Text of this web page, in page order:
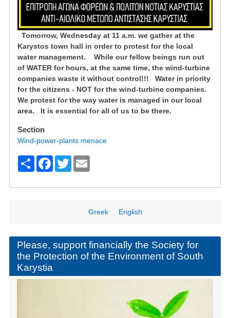
Tomorrow, Wednesday at 11 a.m. we gather at the
Karystos town hall in order to protest for the local
water management.
While our fellow beings run out
of WATER for hours, at the same time, the wind-turbine
companies waste it without control!!!
Water in priority
for the citizens - NOT for the wind-turbine companies.
We protest for the way water is managed in our local
area.
It is essential for all of us to be there.
Section
Wind-power-plants menace
S F
o
o
k
T E
Greek English
Please, support financially the Society for
the Protection of the Environment of South
Karystia